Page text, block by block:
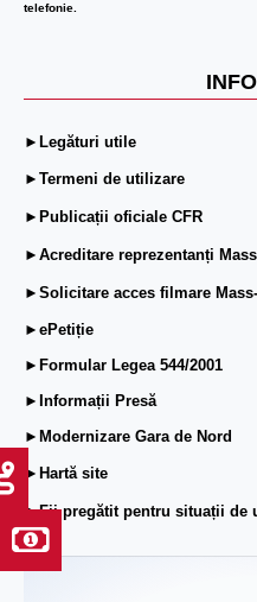
telefonie.
INFO
►Legături utile
►Termeni de utilizare
►Publicații oficiale CFR
►Acreditare reprezentanți
►Solicitare acces filmare
►ePetiție
►Formular Legea 544/2001
►Informații Presă
►Modernizare Gara de Nord
►Hartă site
►Fii pregătit pentru situații de